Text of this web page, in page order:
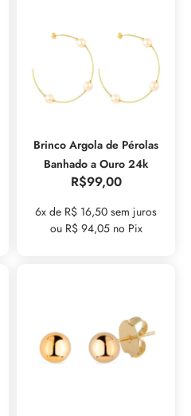
Brinco Argola de Pérolas
Banhado a Ouro 24k
R$99,00
6x de R$ 16,50 sem juros
ou R$ 94,05 no Pix